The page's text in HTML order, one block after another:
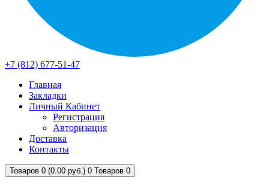
+7 (812) 677-51-47
Главная
Закладки
Личный Кабинет
Регистрация
Авторизация
Доставка
Контакты
Товаров 0 (0.00 руб.) 0 Товаров 0